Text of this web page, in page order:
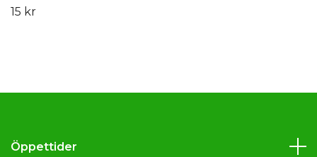
15 kr
Öppettider